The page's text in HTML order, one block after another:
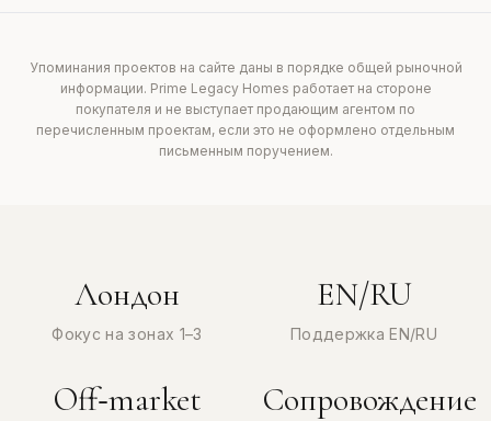
Упоминания проектов на сайте даны в порядке общей рыночной
информации. Prime Legacy Homes работает на стороне
покупателя и не выступает продающим агентом по
перечисленным проектам, если это не оформлено отдельным
письменным поручением.
Лондон
Фокус на зонах 1–3
EN/RU
Поддержка EN/RU
Off‑market Сопровождение